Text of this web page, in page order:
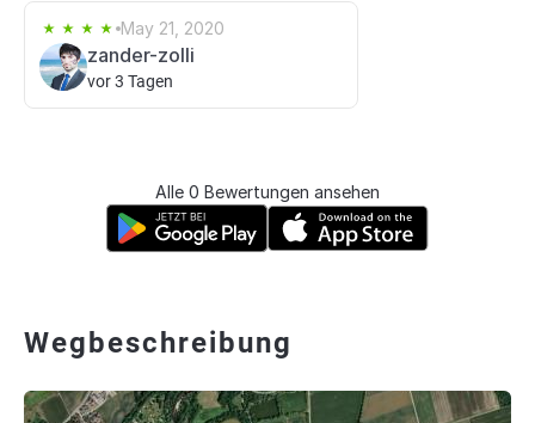
May 21, 2020
zander-zolli
vor 3 Tagen
Alle 0 Bewertungen ansehen
Wegbeschreibung